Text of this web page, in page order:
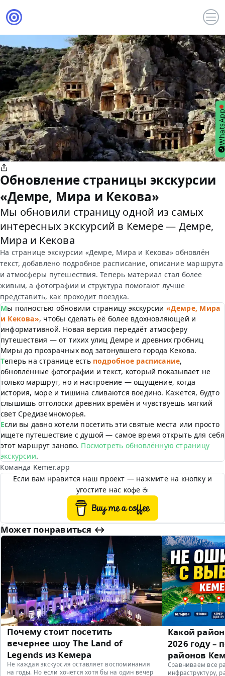
Обновление страницы экскурсии
«Демре, Мира и Кекова»
Мы обновили страницу одной из самых
интересных экскурсий в Кемере — Демре,
Мира и Кекова
На странице экскурсии «Демре, Мира и Кекова» обновлён
текст, добавлено подробное расписание, описание маршрута
и атмосферы путешествия. Теперь материал стал более
живым, а фотографии и структура помогают лучше
представить, как проходит поездка.
Мы полностью обновили страницу экскурсии «Демре, Мира
и Кекова», чтобы сделать её более вдохновляющей и
информативной. Новая версия передаёт атмосферу
путешествия — от тихих улиц Демре и древних гробниц
Миры до прозрачных вод затонувшего города Кекова.
Теперь на странице есть подробное расписание,
обновлённые фотографии и текст, который показывает не
только маршрут, но и настроение — ощущение, когда
история, море и тишина сливаются воедино. Кажется, будто
слышишь отголоски древних времён и чувствуешь мягкий
свет Средиземноморья.
Если вы давно хотели посетить эти святые места или просто
ищете путешествие с душой — самое время открыть для себя
этот маршрут заново. Посмотреть обновлённую страницу
экскурсии.
Команда Kemer.app
Если вам нравится наш проект — нажмите на кнопку и
угостите нас кофе ☕
Может понравиться ↔︎
Почему стоит посетить
вечернее шоу The Land of
Legends из Кемера
Не каждая экскурсия оставляет воспоминания
на годы. Но если хочется хотя бы на один вечер
Какой
2026 году –
районов
Сравниваем все
инфраструктуру,